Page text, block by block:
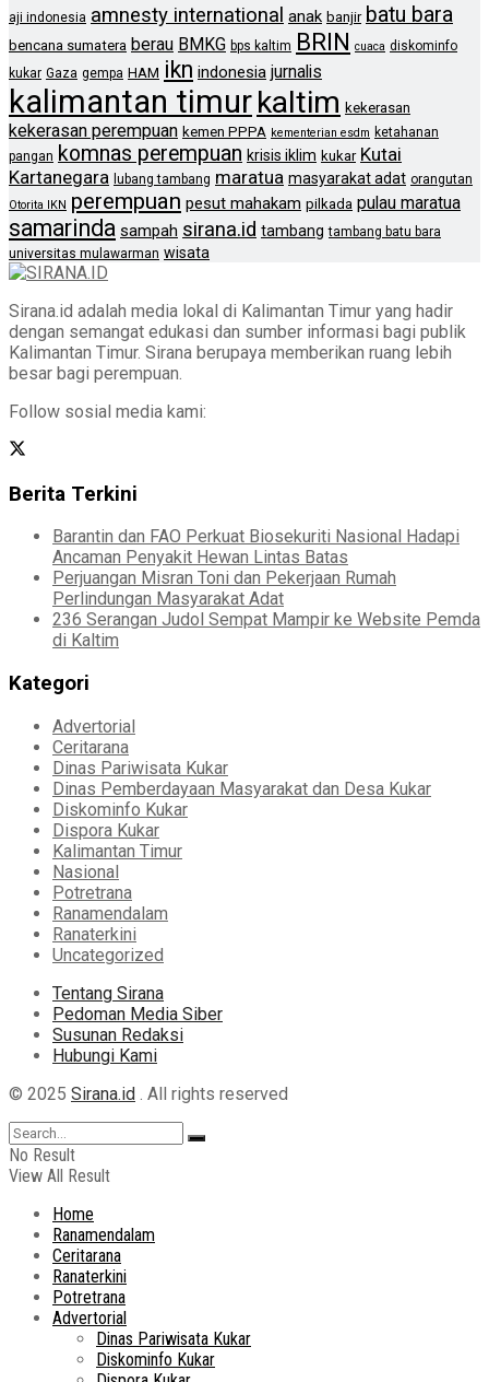
aji indonesia amnesty international anak banjir batu bara
bencana sumatera berau BMKG bps kaltim BRIN cuaca diskominfo
kukar Gaza gempa HAM ikn indonesia jurnalis
kalimantan timurkaltim kekerasan
kekerasan perempuan kemen PPPA kementerian esdm ketahanan
pangan komnas perempuan krisis iklim kukar Kutai
Kartanegara lubang tambang maratua masyarakat adat orangutan
Otorita IKN perempuan pesut mahakam pilkada pulau maratua
samarinda sampah sirana.id tambang tambang batu bara
universitas mulawarman wisata
Sirana.id adalah media lokal di Kalimantan Timur yang hadir
dengan semangat edukasi dan sumber informasi bagi publik
Kalimantan Timur. Sirana berupaya memberikan ruang lebih
besar bagi perempuan.
Follow sosial media kami:
Berita Terkini
Barantin dan FAO Perkuat Biosekuriti Nasional Hadapi
Ancaman Penyakit Hewan Lintas Batas
Perjuangan Misran Toni dan Pekerjaan Rumah
Perlindungan Masyarakat Adat
236 Serangan Judol Sempat Mampir ke Website Pemda
di Kaltim
Kategori
Advertorial
Ceritarana
Dinas Pariwisata Kukar
Dinas Pemberdayaan Masyarakat dan Desa Kukar
Diskominfo Kukar
Dispora Kukar
Kalimantan Timur
Nasional
Potretrana
Ranamendalam
Ranaterkini
Uncategorized
Tentang Sirana
Pedoman Media Siber
Susunan Redaksi
Hubungi Kami
© 2025 Sirana.id . All rights reserved
No Result
View All Result
Home
Ranamendalam
Ceritarana
Ranaterkini
Potretrana
Advertorial
Dinas Pariwisata Kukar
Diskominfo Kukar